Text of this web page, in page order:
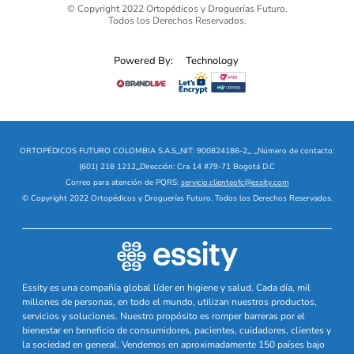
© Copyright 2022 Ortopédicos y Droguerías Futuro.
Todos los Derechos Reservados.
Powered By: Technology
ORTOPÉDICOS FUTURO COLOMBIA S.A.S_NIT: 900824186-2_ _Número de contacto:
(601) 218 1212_Dirección: Cra 14 #79-71 Bogotá D.C
Correo para atención de PQRS: servicio.clienteofc@essity.com
© Copyright 2022 Ortopédicos y Droguerías Futuro. Todos los Derechos Reservados.
Essity es una compañía global líder en higiene y salud. Cada día, mil
millones de personas, en todo el mundo, utilizan nuestros productos,
servicios y soluciones. Nuestro propósito es romper barreras por el
bienestar en beneficio de consumidores, pacientes, cuidadores, clientes y
la sociedad en general. Vendemos en aproximadamente 150 países bajo